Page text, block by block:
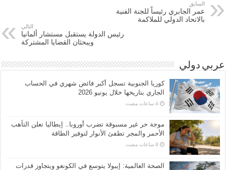
السابق
عمر الجابري رئيساً للجنة الفنية
بالاتحاد الدولي للملاكمة
التالي
رئيس الدولة يستقبل مستشار ألمانيا
ويبحثان القضايا المشتركة
عربي دولي
كوريا الجنوبية تسجل أكبر فائض شهري في الحساب
الجاري بتاريخها خلال يونيو 2026
موجة حر غير مسبوقة تضرب أوروبا.. إيطاليا تعلن التأهب
الأحمر والمجر تطفئ الأنوار لتوفير الطاقة
الصحة العالمية: إيبولا يتوسع في الكونغو ويتجاوز قدرات